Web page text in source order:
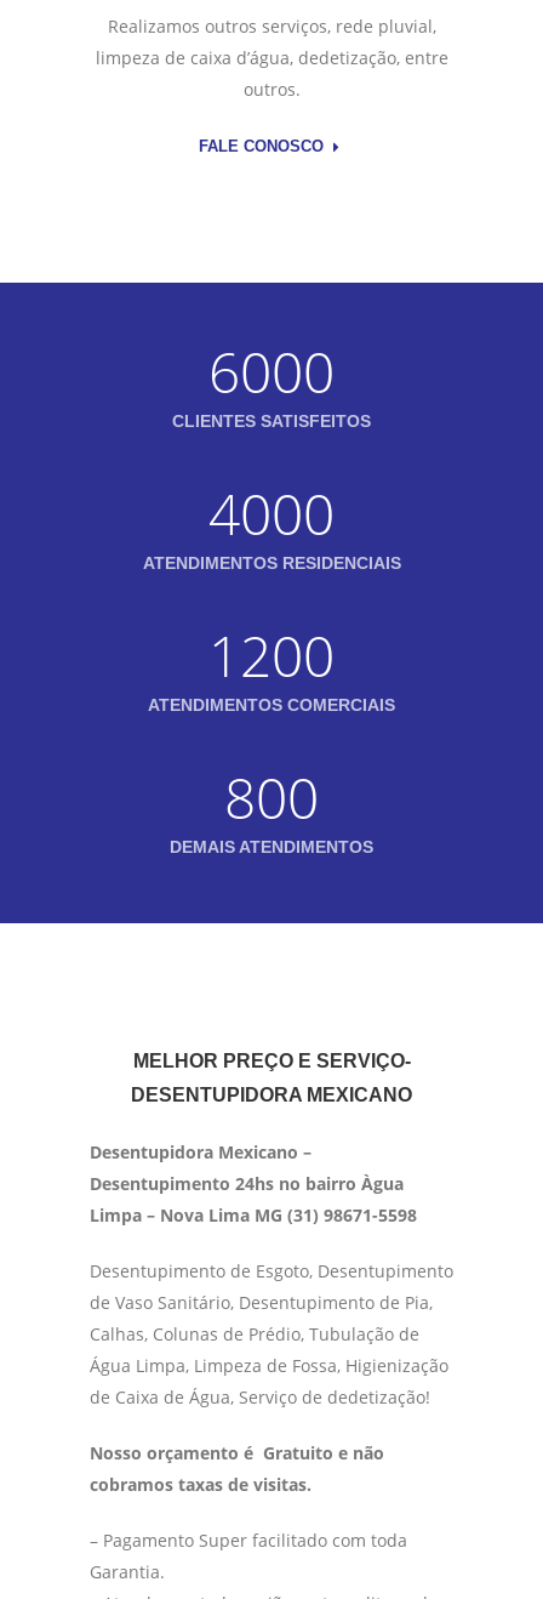
Realizamos outros serviços, rede pluvial,
limpeza de caixa d’água, dedetização, entre
outros.
FALE CONOSCO
6000
CLIENTES SATISFEITOS
4000
ATENDIMENTOS RESIDENCIAIS
1200
ATENDIMENTOS COMERCIAIS
800
DEMAIS ATENDIMENTOS
MELHOR PREÇO E SERVIÇO-
DESENTUPIDORA MEXICANO
Desentupidora Mexicano –
Desentupimento 24hs no bairro Àgua
Limpa – Nova Lima MG (31) 98671-5598
Desentupimento de Esgoto, Desentupimento
de Vaso Sanitário, Desentupimento de Pia,
Calhas, Colunas de Prédio, Tubulação de
Água Limpa, Limpeza de Fossa, Higienização
de Caixa de Água, Serviço de dedetização!
Nosso orçamento é Gratuito e não
cobramos taxas de visitas.
– Pagamento Super facilitado com toda
Garantia.